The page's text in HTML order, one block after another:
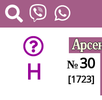
H №30
[1723]